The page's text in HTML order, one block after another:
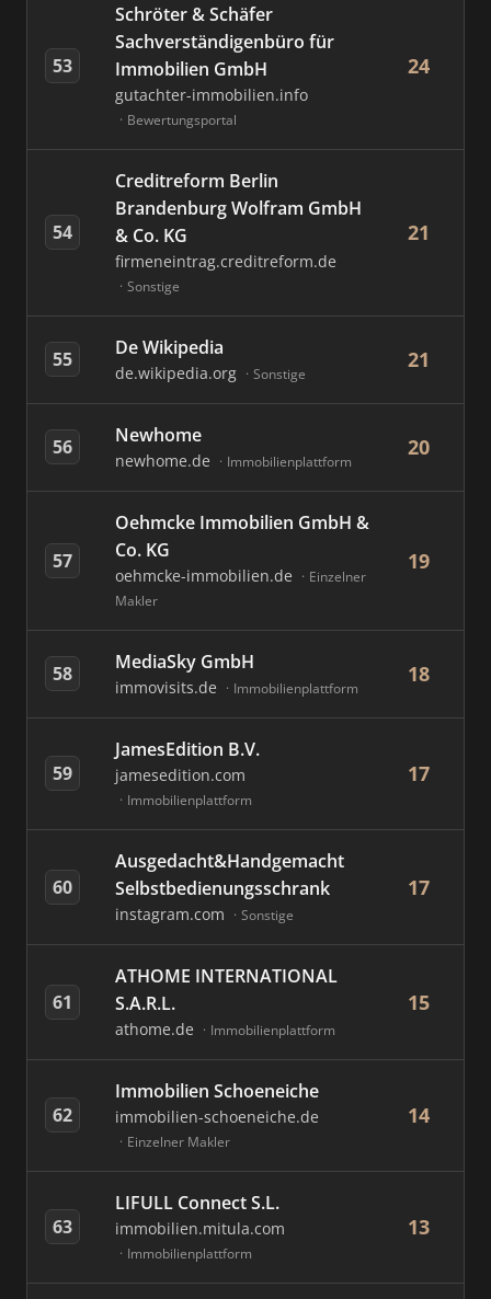
53
Schröter & Schäfer
Sachverständigenbüro für
Immobilien GmbH
gutachter-immobilien.info
Bewertungsportal
24
54
Creditreform Berlin
Brandenburg Wolfram GmbH
& Co. KG
firmeneintrag.creditreform.de
Sonstige
21
55 De Wikipedia
de.wikipedia.org Sonstige
21
56 Newhome
newhome.de Immobilienplattform
20
57
Oehmcke Immobilien GmbH &
Co. KG
oehmcke-immobilien.de
Einzelner
Makler
19
58 MediaSky GmbH
immovisits.de Immobilienplattform
18
59
JamesEdition B.V.
jamesedition.com
Immobilienplattform
17
60
Ausgedacht&Handgemacht
Selbstbedienungsschrank
instagram.com Sonstige
17
61
ATHOME INTERNATIONAL
S.A.R.L.
athome.de Immobilienplattform
15
62
Immobilien Schoeneiche
immobilien-schoeneiche.de
Einzelner Makler
14
63
LIFULL Connect S.L.
immobilien.mitula.com
Immobilienplattform
13